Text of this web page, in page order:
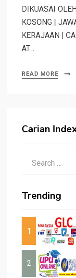
DIKUASAI
KOSONG |
KERAJAAN |
AT…
READ MORE
Carian
Trending
1
2